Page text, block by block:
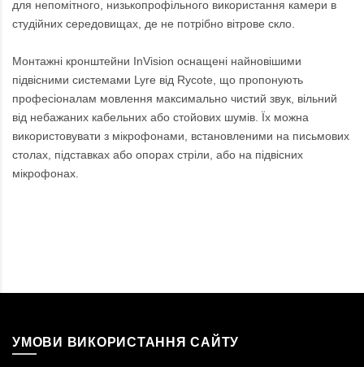
для непомітного, низькопрофільного використання камери в
студійних середовищах, де не потрібно вітрове скло.
Монтажні кронштейни InVision оснащені найновішими
підвісними системами Lyre від Rycote, що пропонують
професіоналам мовлення максимально чистий звук, вільний
від небажаних кабельних або стойових шумів. Їх можна
використовувати з мікрофонами, встановленими на письмових
столах, підставках або опорах стріли, або на підвісних
мікрофонах.
УМОВИ ВИКОРИСТАННЯ САЙТУ